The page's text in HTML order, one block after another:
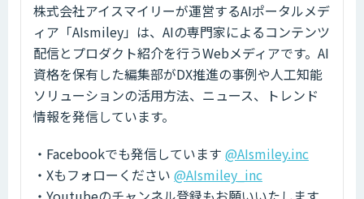
株式会社アイスマイリーが運営するAIポータルメデ
ィア「AIsmiley」は、AIの専門家によるコンテンツ
配信とプロダクト紹介を行うWebメディアです。AI
資格を保有した編集部がDX推進の事例や人工知能
ソリューションの活用方法、ニュース、トレンド
情報を発信しています。
・Facebookでも発信しています @AIsmiley.inc
・Xもフォローください @AIsmiley_inc